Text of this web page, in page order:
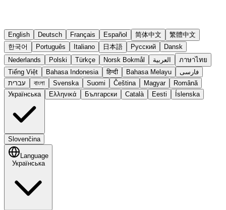
English Deutsch Français Español 简体中文
繁體中文
한국어
Português Italiano 日本語 Русский
Dansk
Nederlands
Polski Türkçe Norsk Bokmål العربية
ภาษาไทย
Tiếng Việt
Bahasa Indonesia हिन्दी Bahasa Melayu
فارسی
עברית
বাংলা Svenska Suomi Čeština Magyar
Română
Українська
Ελληνικά Български Català Eesti Íslenska
Slovenčina
Language
Українська